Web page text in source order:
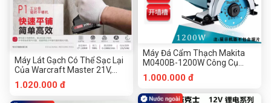
Máy Lát Gạch Có Thể Sạc Lại
Của Warcraft Master 21V,
Một Pin Và Một Công Cụ Phần
Cứng Chuanmu
1.020.000 đ
Máy Đá Cẩm Thạch Makita
M0400B-1200W Công Cụ
Phần Cứng Chuanmu
1.000.000 đ